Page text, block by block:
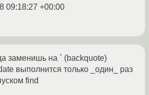
09:18:27 +00:00
заменишь на ` (backquote)
выполнится только _один_ раз
find